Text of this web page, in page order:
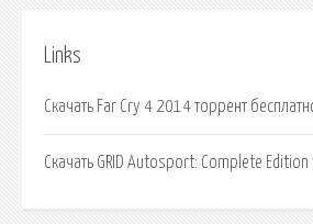
Links
Скачать Far Cry 4 2014 торрент
Скачать GRID Autosport: Complete